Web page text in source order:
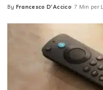
Posted
By Francesco D'Accico 7 Min per